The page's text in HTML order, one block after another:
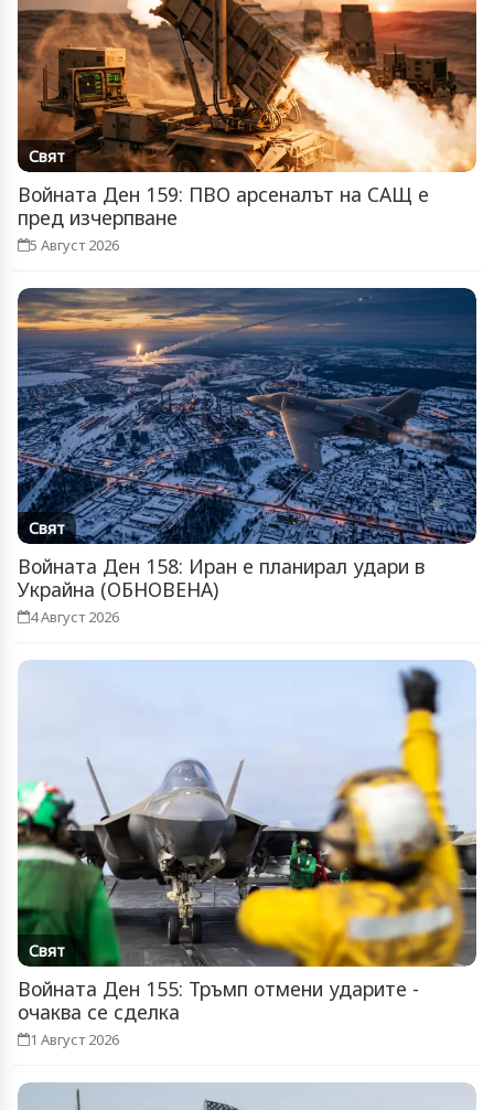
Свят
Войната Ден 159: ПВО арсеналът на САЩ е
пред изчерпване
5 Август 2026
Свят
Войната Ден 158: Иран е планирал удари в
Украйна (ОБНОВЕНА)
4 Август 2026
Свят
Войната Ден 155: Тръмп отмени ударите -
очаква се сделка
1 Август 2026